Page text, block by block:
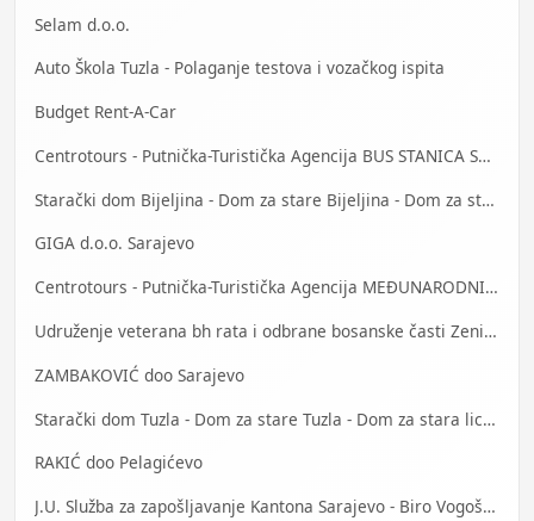
Selam d.o.o.
Auto Škola Tuzla - Polaganje testova i vozačkog ispita
Budget Rent-A-Car
Centrotours - Putnička-Turistička Agencija BUS STANICA Sarajevo
Starački dom Bijeljina - Dom za stare Bijeljina - Dom za stara lica Bijeljina
GIGA d.o.o. Sarajevo
Centrotours - Putnička-Turistička Agencija MEĐUNARODNI AERODROM Sarajevo
Udruženje veterana bh rata i odbrane bosanske časti Zenica
ZAMBAKOVIĆ doo Sarajevo
Starački dom Tuzla - Dom za stare Tuzla - Dom za stara lica Tuzla
RAKIĆ doo Pelagićevo
J.U. Služba za zapošljavanje Kantona Sarajevo - Biro Vogošća